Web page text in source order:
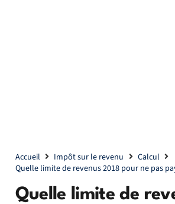
Accueil Impôt sur le revenu
Calcul
Quelle limite de revenus 2018 pour ne pas
Quelle limite de